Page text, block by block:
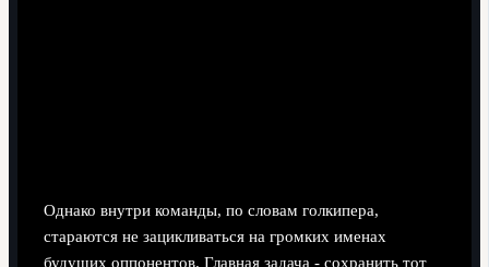
Однако внутри команды, по словам голкипера,
стараются не зацикливаться на громких именах
будущих оппонентов. Главная задача - сохранить тот